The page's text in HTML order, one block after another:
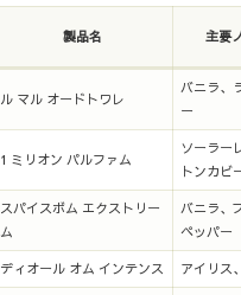
製品名 主要
ル マル オードトワレ
バニラ、
ー
1 ミリオン パルファム
ソーラー
トンカビ
スパイスボム エクストリー
ム
バニラ、
ペッパー
ディオール オム インテンス アイリス